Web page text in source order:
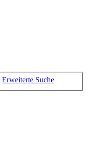
Erweiterte Suche